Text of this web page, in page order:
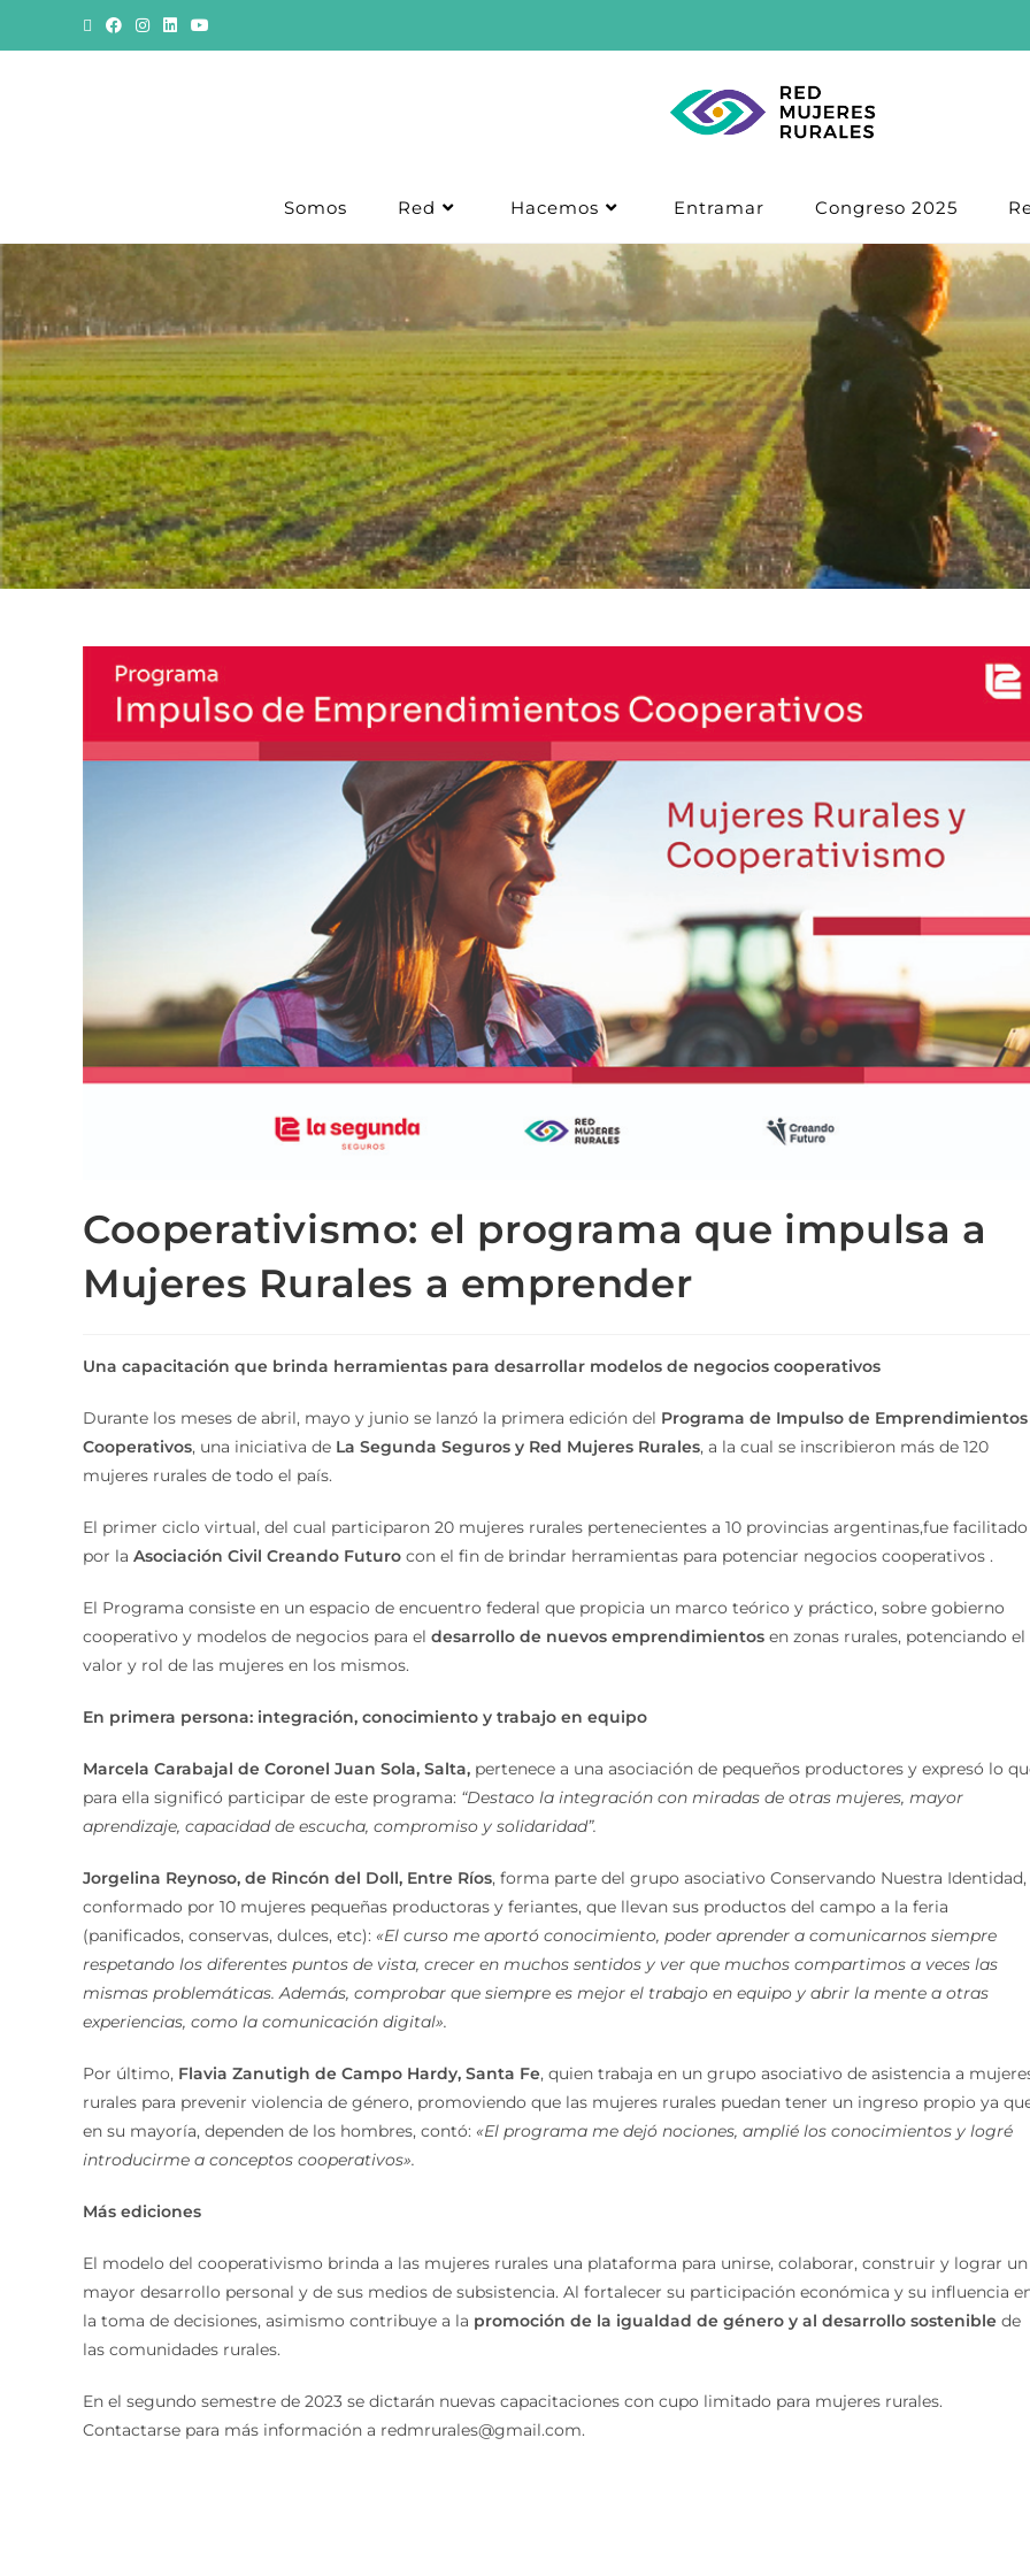
Somos Red Hacemos Entramar Congreso 2025
Blog
Cooperativismo: el programa que impulsa a
Mujeres Rurales a emprender
Una capacitación que brinda herramientas para desarrollar modelos de negocios cooperativos
Durante los meses de abril, mayo y junio se lanzó la primera edición del Programa de Impulso de Emprendimientos
Cooperativos, una iniciativa de La Segunda Seguros y Red Mujeres Rurales, a la cual se inscribieron más de 120
mujeres rurales de todo el país.
El primer ciclo virtual, del cual participaron 20 mujeres rurales pertenecientes a 10 provincias argentinas,fue facilitado
por la Asociación Civil Creando Futuro con el fin de brindar herramientas para potenciar negocios cooperativos .
El Programa consiste en un espacio de encuentro federal que propicia un marco teórico y práctico, sobre gobierno
cooperativo y modelos de negocios para el desarrollo de nuevos emprendimientos en zonas rurales, potenciando el
valor y rol de las mujeres en los mismos.
En primera persona: integración, conocimiento y trabajo en equipo
Marcela Carabajal de Coronel Juan Sola, Salta, pertenece a una asociación de pequeños productores y expresó lo
para ella significó participar de este programa: “Destaco la integración con miradas de otras mujeres, mayor
aprendizaje, capacidad de escucha, compromiso y solidaridad”.
Jorgelina Reynoso, de Rincón del Doll, Entre Ríos, forma parte del grupo asociativo Conservando Nuestra Identidad,
conformado por 10 mujeres pequeñas productoras y feriantes, que llevan sus productos del campo a la feria
(panificados, conservas, dulces, etc): «El curso me aportó conocimiento, poder aprender a comunicarnos siempre
respetando los diferentes puntos de vista, crecer en muchos sentidos y ver que muchos compartimos a veces las
mismas problemáticas. Además, comprobar que siempre es mejor el trabajo en equipo y abrir la mente a otras
experiencias, como la comunicación digital».
Por último, Flavia Zanutigh de Campo Hardy, Santa Fe, quien trabaja en un grupo asociativo de asistencia a
rurales para prevenir violencia de género, promoviendo que las mujeres rurales puedan tener un ingreso propio ya
en su mayoría, dependen de los hombres, contó: «El programa me dejó nociones, amplié los conocimientos y logré
introducirme a conceptos cooperativos».
Más ediciones
El modelo del cooperativismo brinda a las mujeres rurales una plataforma para unirse, colaborar, construir y lograr un
mayor desarrollo personal y de sus medios de subsistencia. Al fortalecer su participación económica y su influencia
la toma de decisiones, asimismo contribuye a la promoción de la igualdad de género y al desarrollo sostenible de
las comunidades rurales.
En el segundo semestre de 2023 se dictarán nuevas capacitaciones con cupo limitado para mujeres rurales.
Contactarse para más información a redmrurales@gmail.com.